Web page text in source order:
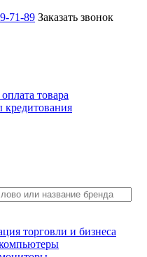
71-89 Заказать звонок
товара
торговли и бизнеса